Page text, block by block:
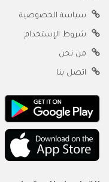
سياسة الخصوصية
شروط الإستخدام
من نحن
اتصل بنا